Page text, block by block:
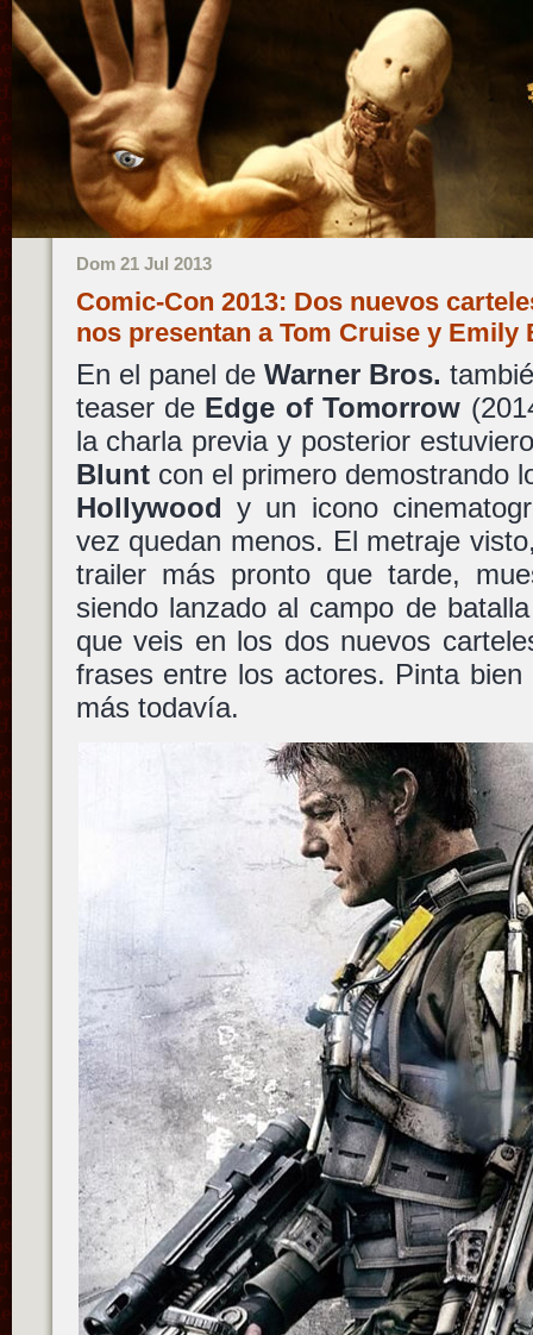
Dom 21 Jul 2013
Comic-Con 2013: Dos nuevos
nos presentan a Tom Cruise y
En el panel de Warner Bros.
teaser de Edge of Tomorrow
la charla previa y posterior
Bluntcon el primero demostrando
Hollywood y un icono
vez quedan menos. El metraje
trailer más pronto que tarde,
siendo lanzado al campo de
que veis en los dos nuevos
frases entre los actores. Pinta
más todavía.